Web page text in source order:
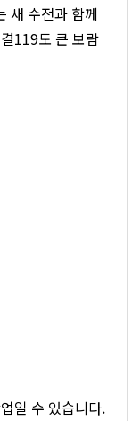
새 수전과 함께
119도 큰 보람
일 수 있습니다.